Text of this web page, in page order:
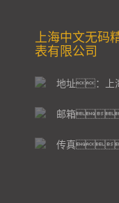
上海中文无码
表有限公司
地址：上
邮箱
传真